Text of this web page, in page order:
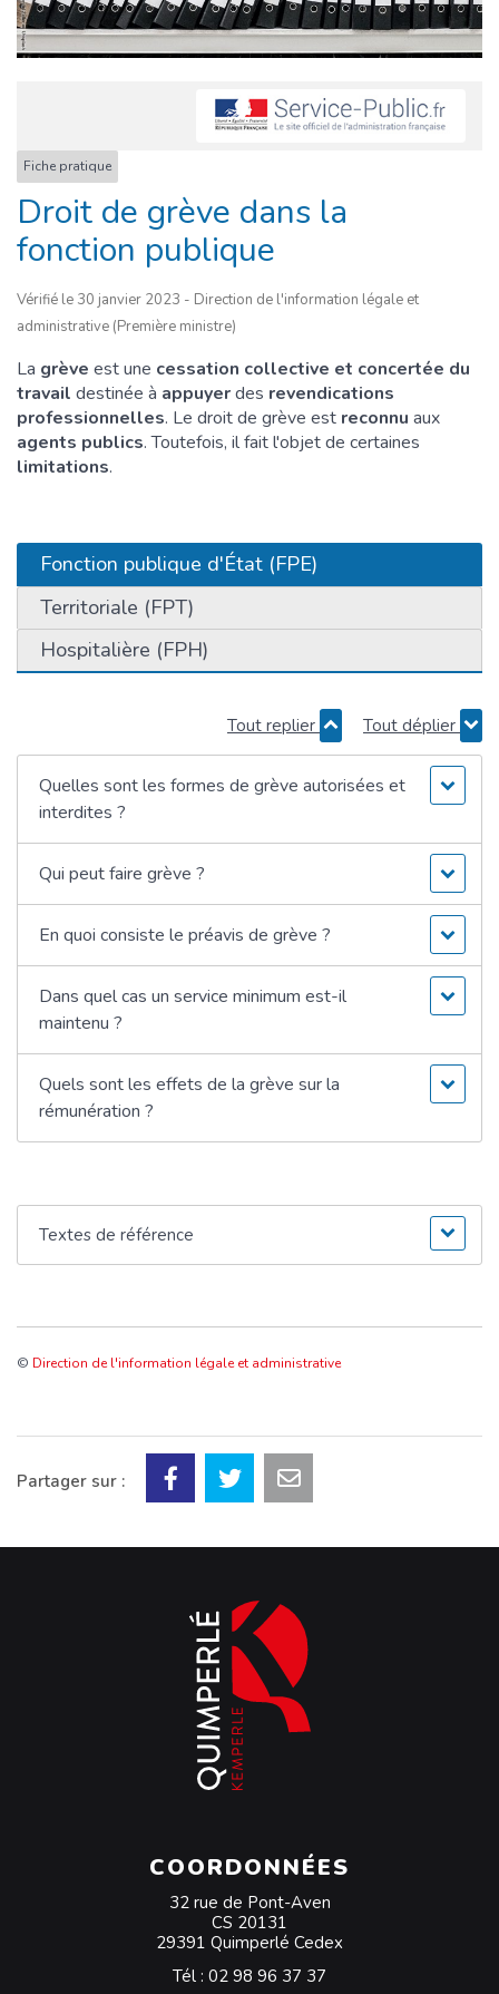
Fiche pratique
Droit de grève dans la
fonction publique
Vérifié le 30 janvier 2023 - Direction de l'information légale et
administrative (Première ministre)
La grève est une cessation collective et concertée du
travail destinée à appuyerdes revendications
professionnelles. Le droit de grève est reconnu aux
agents publics. Toutefois, il fait l'objet de certaines
limitations.
Fonction publique d'État (FPE)
Territoriale (FPT)
Hospitalière (FPH)
Tout replier Tout déplier
Quelles sont les formes de grève autorisées et
interdites ?
Qui peut faire grève ?
En quoi consiste le préavis de grève ?
Dans quel cas un service minimum est-il
maintenu ?
Quels sont les effets de la grève sur la
rémunération ?
Textes de référence
© Direction de l'information légale et administrative
Partager sur :
COORDONNÉES
32 rue de Pont-Aven
CS 20131
29391 Quimperlé Cedex
Tél : 02 98 96 37 37